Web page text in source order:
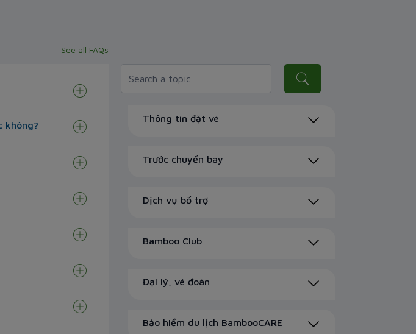
See all FAQs
không?
Thông tin đặt vé
Trước chuyến bay
Dịch vụ bổ trợ
Bamboo Club
Đại lý, vé đoàn
Bảo hiểm du lịch BambooCARE